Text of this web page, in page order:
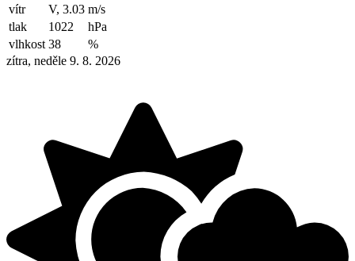
vítr
V, 3.03 m/s
tlak
1022
hPa
vlhkost 38
%
zítra, neděle 9. 8. 2026